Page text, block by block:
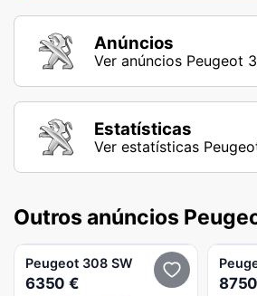
Anúncios
Ver anúncios Peugeot
Estatísticas
Ver estatísticas
Outros anúncios
Peugeot 308 SW
6350 €